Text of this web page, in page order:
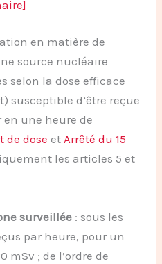
en matière de
source nucléaire
selon la dose efficace
susceptible d’être reçue
une heure de
de dose etArrêté du 15
les articles 5 et
surveillée: sous les
par heure, pour un
mSv ; de l’ordre de